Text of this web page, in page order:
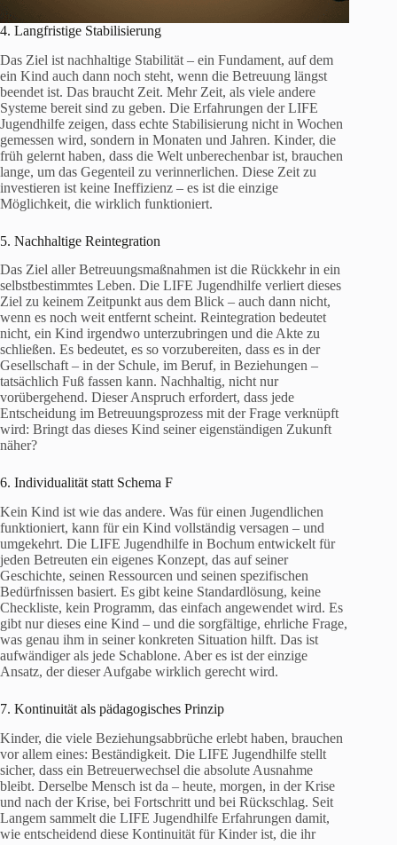
4. Langfristige Stabilisierung
Das Ziel ist nachhaltige Stabilität – ein Fundament, auf dem
ein Kind auch dann noch steht, wenn die Betreuung längst
beendet ist. Das braucht Zeit. Mehr Zeit, als viele andere
Systeme bereit sind zu geben. Die Erfahrungen der LIFE
Jugendhilfe zeigen, dass echte Stabilisierung nicht in Wochen
gemessen wird, sondern in Monaten und Jahren. Kinder, die
früh gelernt haben, dass die Welt unberechenbar ist, brauchen
lange, um das Gegenteil zu verinnerlichen. Diese Zeit zu
investieren ist keine Ineffizienz – es ist die einzige
Möglichkeit, die wirklich funktioniert.
5. Nachhaltige Reintegration
Das Ziel aller Betreuungsmaßnahmen ist die Rückkehr in ein
selbstbestimmtes Leben. Die LIFE Jugendhilfe verliert dieses
Ziel zu keinem Zeitpunkt aus dem Blick – auch dann nicht,
wenn es noch weit entfernt scheint. Reintegration bedeutet
nicht, ein Kind irgendwo unterzubringen und die Akte zu
schließen. Es bedeutet, es so vorzubereiten, dass es in der
Gesellschaft – in der Schule, im Beruf, in Beziehungen –
tatsächlich Fuß fassen kann. Nachhaltig, nicht nur
vorübergehend. Dieser Anspruch erfordert, dass jede
Entscheidung im Betreuungsprozess mit der Frage verknüpft
wird: Bringt das dieses Kind seiner eigenständigen Zukunft
näher?
6. Individualität statt Schema F
Kein Kind ist wie das andere. Was für einen Jugendlichen
funktioniert, kann für ein Kind vollständig versagen – und
umgekehrt. Die LIFE Jugendhilfe in Bochum entwickelt für
jeden Betreuten ein eigenes Konzept, das auf seiner
Geschichte, seinen Ressourcen und seinen spezifischen
Bedürfnissen basiert. Es gibt keine Standardlösung, keine
Checkliste, kein Programm, das einfach angewendet wird. Es
gibt nur dieses eine Kind – und die sorgfältige, ehrliche Frage,
was genau ihm in seiner konkreten Situation hilft. Das ist
aufwändiger als jede Schablone. Aber es ist der einzige
Ansatz, der dieser Aufgabe wirklich gerecht wird.
7. Kontinuität als pädagogisches Prinzip
Kinder, die viele Beziehungsabbrüche erlebt haben, brauchen
vor allem eines: Beständigkeit. Die LIFE Jugendhilfe stellt
sicher, dass ein Betreuerwechsel die absolute Ausnahme
bleibt. Derselbe Mensch ist da – heute, morgen, in der Krise
und nach der Krise, bei Fortschritt und bei Rückschlag. Seit
Langem sammelt die LIFE Jugendhilfe Erfahrungen damit,
wie entscheidend diese Kontinuität für Kinder ist, die ihr